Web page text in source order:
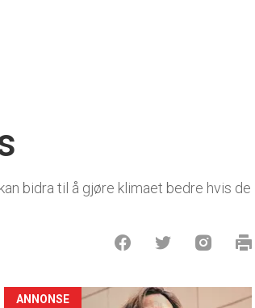
bidra til å gjøre klimaet bedre hvis de
ANNONSE